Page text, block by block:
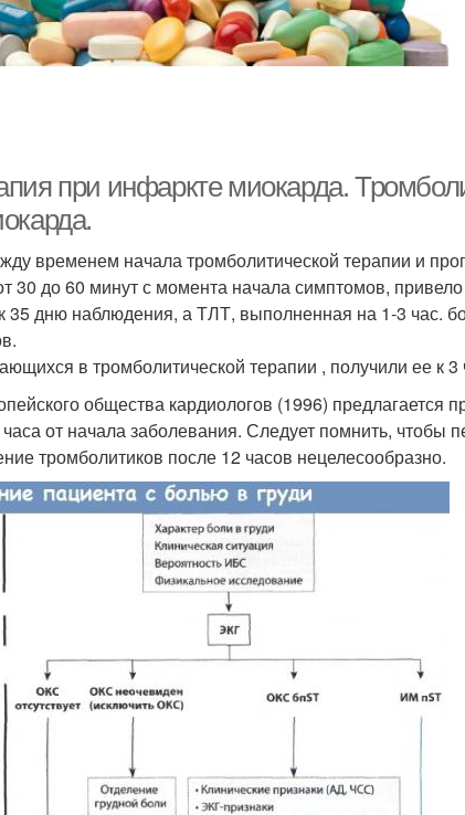
при инфаркте миокарда.
временем начала тромболитической терапии и
30 до 60 минут с момента начала симптомов,
35 дню наблюдения, а ТЛТ, выполненная на 1-3 час.
в тромболитической терапии , получили ее к 3
общества кардиологов (1996) предлагается
от начала заболевания. Следует помнить, чтобы
тромболитиков после 12 часов нецелесообразно.